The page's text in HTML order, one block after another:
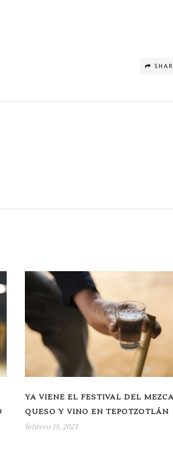
YA VIENE EL FESTIVAL DEL
QUESO Y VINO EN TEPOTZOTLÁN
febrero 15, 2023